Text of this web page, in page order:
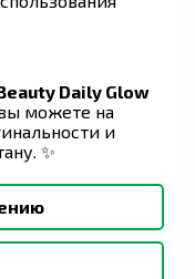
Daily Glow
можете на
и
✨